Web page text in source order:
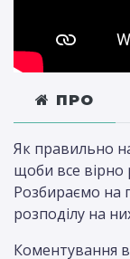
ПРО
Як правильно
щоби все вірно
Розбираємо на
розподілу на
Коментування